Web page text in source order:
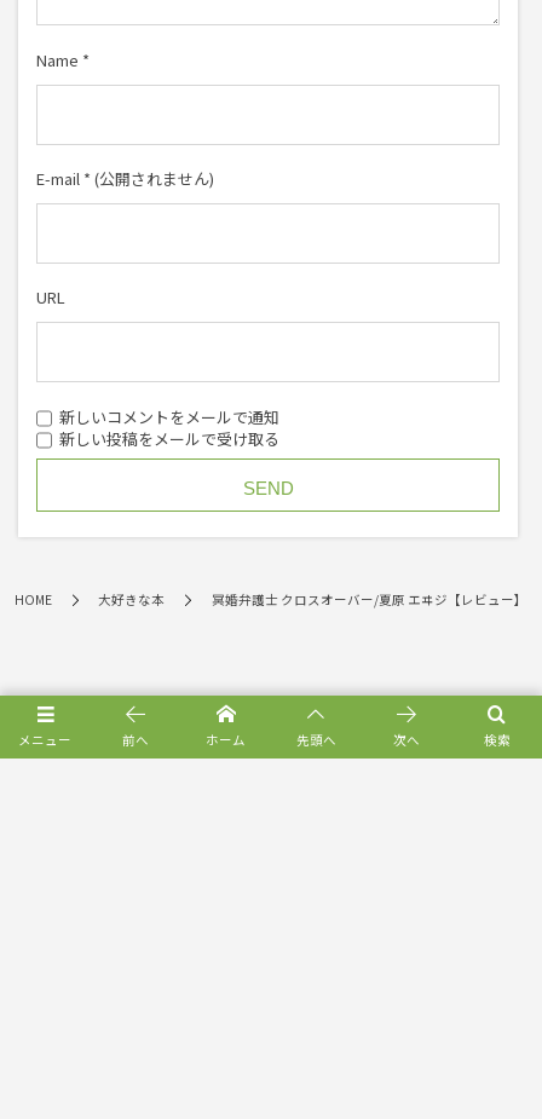
Name *
E-mail * (公開されません)
URL
新しいコメントをメールで通知
新しい投稿をメールで受け取る
HOME 大好きな本 冥婚弁護士 クロスオーバー/夏原 エヰジ【レビュー】
メニュー 検索
前へ ホーム 先頭へ 次へ